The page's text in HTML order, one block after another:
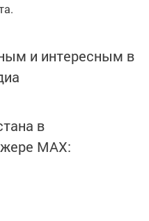
и интересным в
в
MАХ: